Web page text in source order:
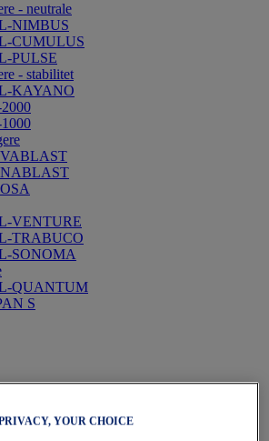
- neutrale
NIMBUS
CUMULUS
PULSE
- stabilitet
KAYANO
VENTURE
TRABUCO
SONOMA
QUANTUM
S
YOUR CHOICE